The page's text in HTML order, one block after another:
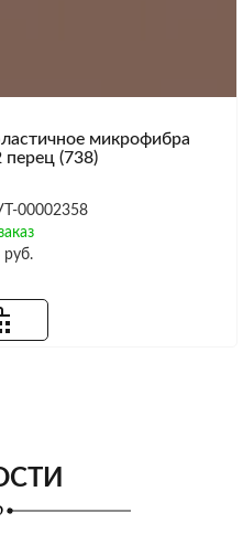
микрофибра
перец (738)
00002358
руб.